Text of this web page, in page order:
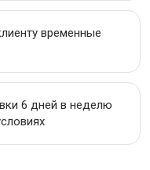
временные
6 дней в неделю